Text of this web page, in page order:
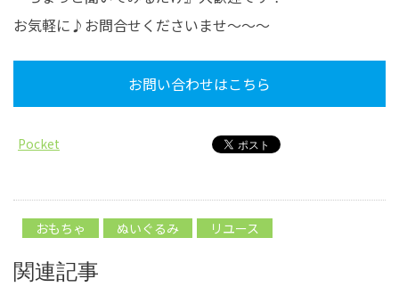
お気軽に♪お問合せくださいませ～～～
お問い合わせはこちら
Pocket
おもちゃ ぬいぐるみ リユース
関連記事